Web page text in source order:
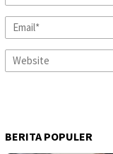
BERITA POPULER